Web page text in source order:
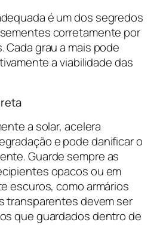
é um dos segredos
corretamente por
Cada grau a mais pode
a viabilidade das
a solar, acelera
e pode danificar o
Guarde sempre as
opacos ou em
escuros, como armários
transparentes devem ser
que guardados dentro de